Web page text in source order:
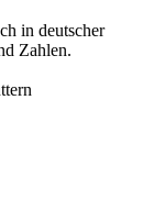
in deutscher
Zahlen.